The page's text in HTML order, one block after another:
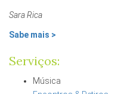
Sara Rica
Sabe mais >
Serviços:
Música